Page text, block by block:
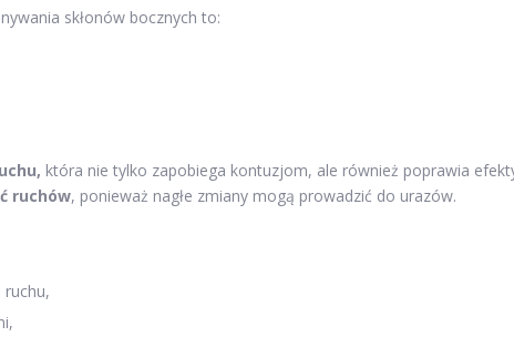
skłonów bocznych to:
która nie tylko zapobiega kontuzjom, ale również poprawia
ruchów, ponieważ nagłe zmiany mogą prowadzić do urazów.
ruchu,